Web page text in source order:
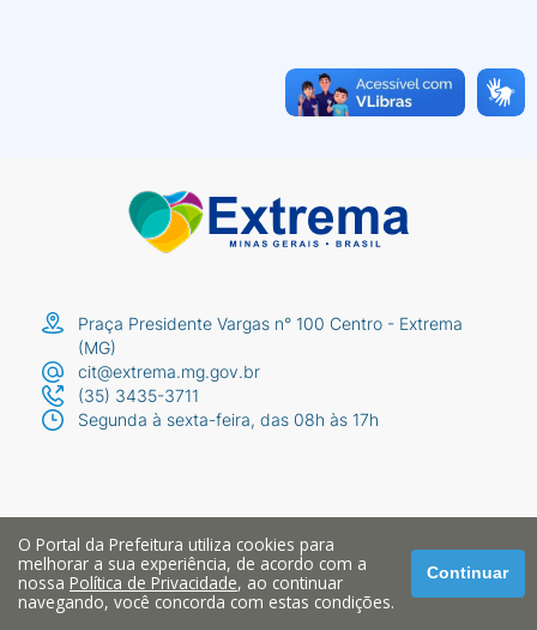
Praça Presidente Vargas n° 100 Centro - Extrema
(MG)
cit@extrema.mg.gov.br
(35) 3435-3711
Segunda à sexta-feira, das 08h às 17h
O Portal da Prefeitura utiliza cookies para
melhorar a sua experiência, de acordo com a
nossa Política de Privacidade, ao continuar
navegando, você concorda com estas condições.
Continuar